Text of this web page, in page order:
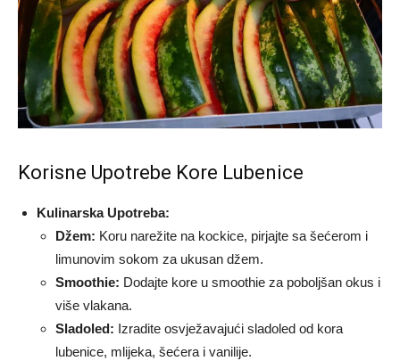
Korisne Upotrebe Kore Lubenice
Kulinarska Upotreba:
Džem: Koru narežite na kockice, pirjajte sa šećerom i
limunovim sokom za ukusan džem.
Smoothie: Dodajte kore u smoothie za poboljšan okus i
više vlakana.
Sladoled: Izradite osvježavajući sladoled od kora
lubenice, mlijeka, šećera i vanilije.